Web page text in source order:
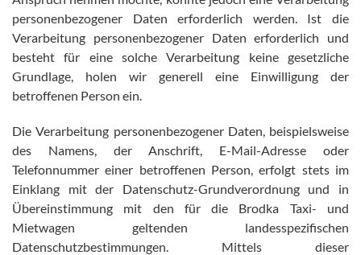
personenbezogener Daten erforderlich werden. Ist die
Verarbeitung personenbezogener Daten erforderlich und
besteht für eine solche Verarbeitung keine gesetzliche
Grundlage, holen wir generell eine Einwilligung der
betroffenen Person ein.
Die Verarbeitung personenbezogener Daten, beispielsweise
des Namens, der Anschrift, E-Mail-Adresse oder
Telefonnummer einer betroffenen Person, erfolgt stets im
Einklang mit der Datenschutz-Grundverordnung und in
Übereinstimmung mit den für die Brodka Taxi- und
Mietwagen geltenden landesspezifischen
Datenschutzbestimmungen. Mittels dieser